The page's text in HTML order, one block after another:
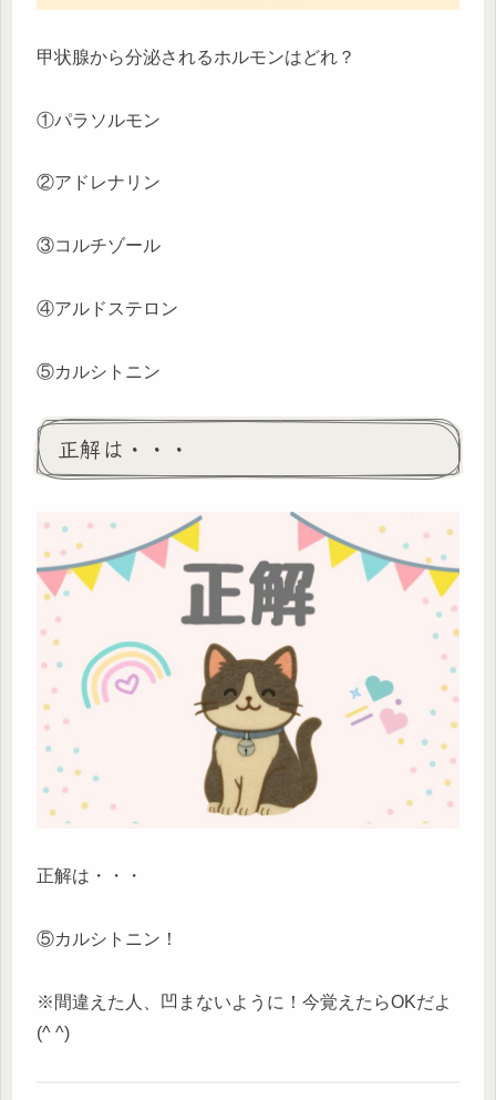
甲状腺から分泌されるホルモンはどれ？
①パラソルモン
②アドレナリン
③コルチゾール
④アルドステロン
⑤カルシトニン
正解は・・・
正解は・・・
⑤カルシトニン！
※間違えた人、凹まないように！今覚えたらOKだよ
(^ ^)